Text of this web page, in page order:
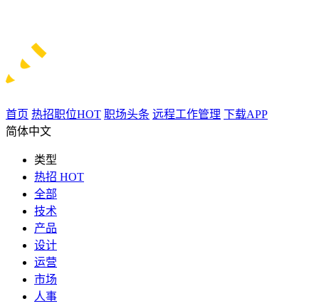
首页 热招职位HOT 职场头条 远程工作管理 下载APP
简体中文
类型
热招 HOT
全部
技术
产品
设计
运营
市场
人事